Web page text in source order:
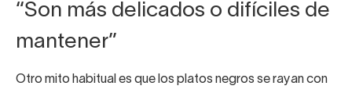
“Son más delicados o difíciles de
mantener”
Otro mito habitual es que los platos negros se rayan con